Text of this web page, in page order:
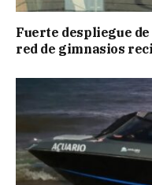
Fuerte despliegue
red de gimnasios